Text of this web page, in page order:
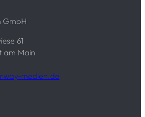
GmbH
61
am Main
medien.de